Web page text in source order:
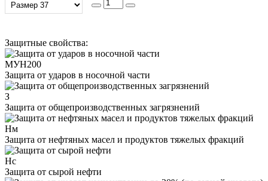
Защитные свойства:
МУН200
Защита от ударов в носочной части
З
Защита от общепроизводственных загрязнений
Нм
Защита от нефтяных масел и продуктов тяжелых фракций
Нс
Защита от сырой нефти